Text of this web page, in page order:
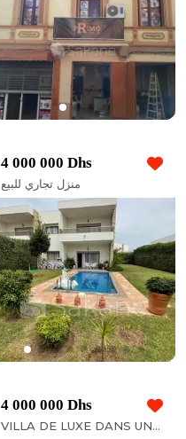
4 000 000 Dhs
منزل تجاري للبيع
4 000 000 Dhs
VILLA DE LUXE DANS UNE RESIDENCE DE PRESTIGE A SIDI REHAL